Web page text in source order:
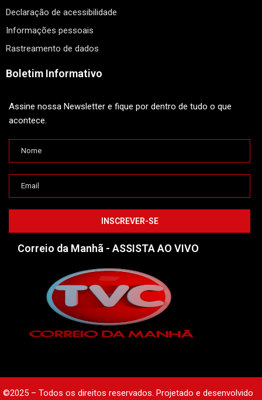
Declaração de acessibilidade
Informações pessoais
Rastreamento de dados
Boletim Informativo
Assine nossa Newsletter e fique por dentro de tudo o que
acontece.
Correio da Manhã - ASSISTA AO VIVO
©2025 – Todos os direitos reservados. Projetado e desenvolvido